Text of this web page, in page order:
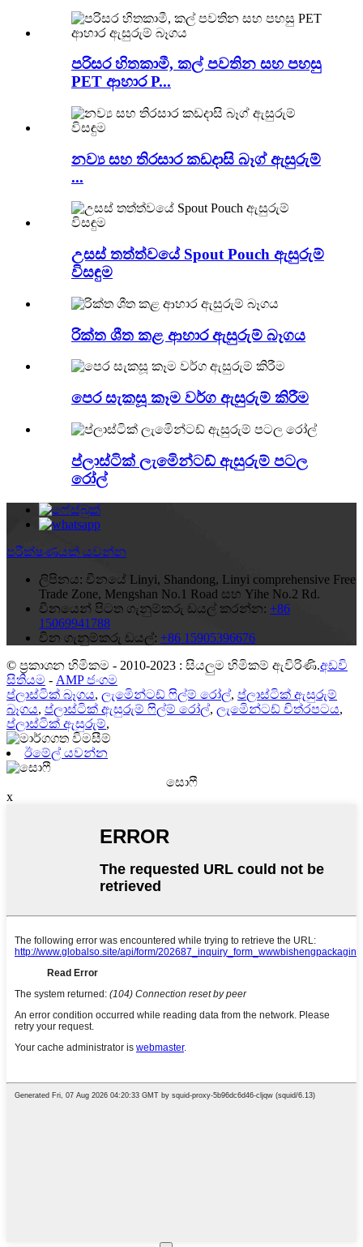
පරිසර හිතකාමී, කල් පවතින සහ පහසු
PET ආහාර P...
නව්‍ය සහ තිරසාර කඩදාසි බෑග් ඇසුරුම්
...
උසස් තත්ත්වයේ Spout Pouch ඇසුරුම්
විසඳුම
රික්ත ශීත කළ ආහාර ඇසුරුම් බෑගය
පෙර සැකසූ කෑම වර්ග ඇසුරුම් කිරීම
ප්ලාස්ටික් ලැමිෙන්ටඩ් ඇසුරුම් පටල
රෝල්
පරීක්ෂණයක් යවන්න
ලිපිනය: චීනයේ Linyi, Shandong, Linyi comprehensive Free
Trade Zone, Mengshan No.1 Road සහ Yihe No.2 Rd.
චීනයෙන් පිටත ගැනුම්කරු ඩයල් කරන්න: +86
15069941788
චීන ගැනුම්කරු ඩයල්: +86 15905396676
© ප්‍රකාශන හිමිකම - 2010-2023 : සියලුම හිමිකම් ඇවිරිණි.අඩවි
සිතියම - AMP ජංගම
ප්ලාස්ටික් බෑගය, ලැමිෙන්ටඩ් ෆිල්ම් රෝල්, ප්ලාස්ටික් ඇසුරුම්
බෑගය, ප්ලාස්ටික් ඇසුරුම් ෆිල්ම් රෝල්, ලැමිෙන්ටඩ් චිත්රපටය,
ප්ලාස්ටික් ඇසුරුම්,
ඊමේල් යවන්න
සොෆී
x